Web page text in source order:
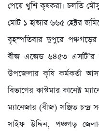
পেয়ে খুশি কৃষকরা। চলতি
মোট ১ হাজার ৬৬৫ হেক্টর
বৃহস্পতিবার দুপুরে পঞ্চগড়ের
বীজ এজেড ৬৪৫৩ এসটি’র
উপজেলার কৃষি কর্মকর্তা
বিভাগের কাস্টমার কানেক্ট
ম্যানেজার (বীজ) সঞ্জিত
সাইফ উদ্দিন, পঞ্চগড়